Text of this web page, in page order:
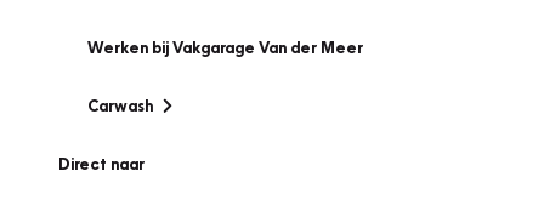
Werken bij Vakgarage Van der Meer
Carwash
Direct naar